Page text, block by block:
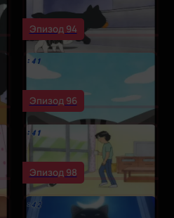
Эпизод 94
Эпизод 96
Эпизод 98